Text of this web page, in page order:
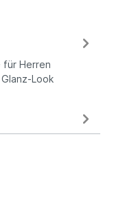
für Herren
Look